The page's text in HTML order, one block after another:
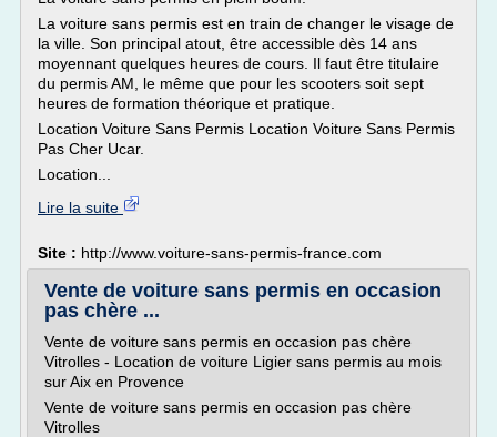
La voiture sans permis est en train de changer le visage de
la ville. Son principal atout, être accessible dès 14 ans
moyennant quelques heures de cours. Il faut être titulaire
du permis AM, le même que pour les scooters soit sept
heures de formation théorique et pratique.
Location Voiture Sans Permis Location Voiture Sans Permis
Pas Cher Ucar.
Location...
Lire la suite
Site : http://www.voiture-sans-permis-france.com
Vente de voiture sans permis en occasion
pas chère ...
Vente de voiture sans permis en occasion pas chère
Vitrolles - Location de voiture Ligier sans permis au mois
sur Aix en Provence
Vente de voiture sans permis en occasion pas chère
Vitrolles